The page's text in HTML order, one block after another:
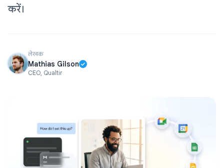
करें।
लेखक
Mathias Gilson
CEO, Qualtir